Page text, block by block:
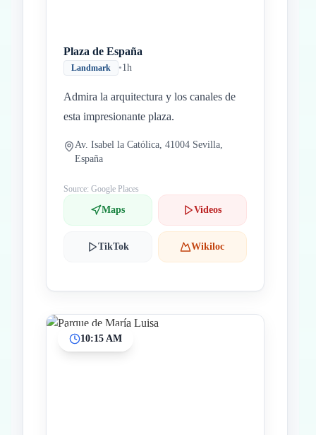
Plaza de España
Landmark •1h
Admira la arquitectura y los canales de
esta impresionante plaza.
Av. Isabel la Católica, 41004 Sevilla,
España
Source: Google Places
Maps Videos
TikTok Wikiloc
10:15 AM